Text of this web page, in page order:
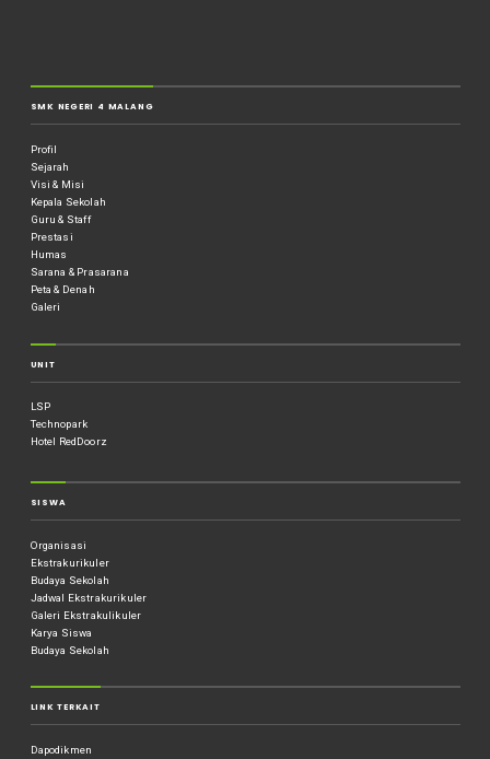
SMK NEGERI 4 MALANG
Profil
Sejarah
Visi & Misi
Kepala Sekolah
Guru & Staff
Prestasi
Humas
Sarana & Prasarana
Peta & Denah
Galeri
UNIT
LSP
Technopark
Hotel RedDoorz
SISWA
Organisasi
Ekstrakurikuler
Budaya Sekolah
Jadwal Ekstrakurikuler
Galeri Ekstrakulikuler
Karya Siswa
Budaya Sekolah
LINK TERKAIT
Dapodikmen